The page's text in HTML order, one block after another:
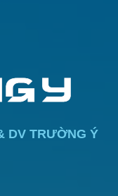
DV TRƯỜNG Ý